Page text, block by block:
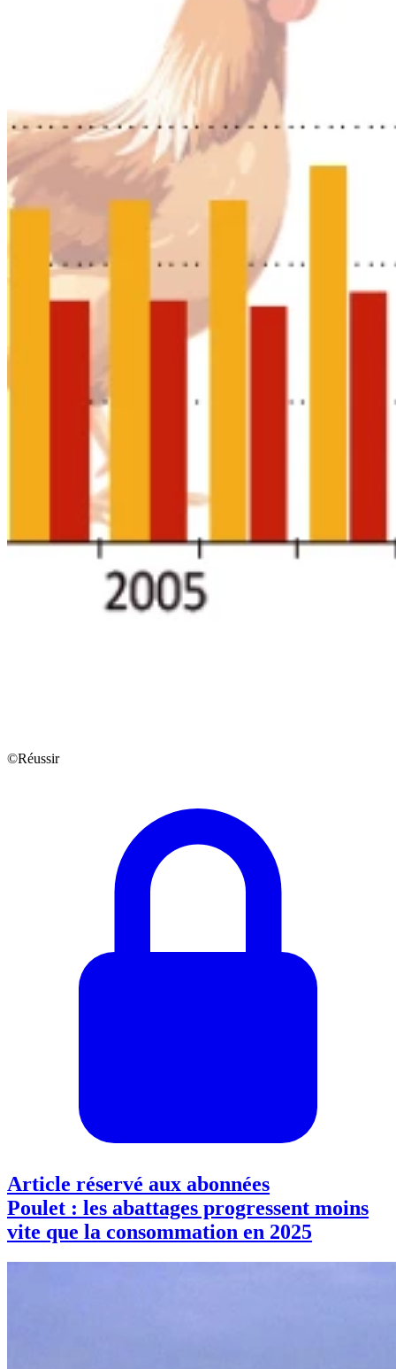
©Réussir
Article réservé aux abonnées
Poulet : les abattages progressent moins
vite que la consommation en 2025